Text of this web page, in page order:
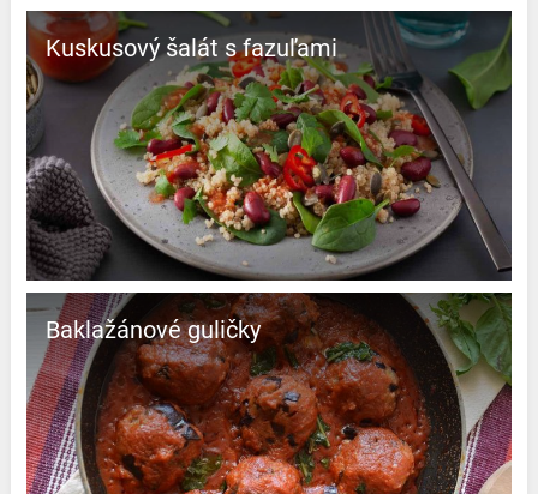
Kuskusový šalát s fazuľami
Baklažánové guličky